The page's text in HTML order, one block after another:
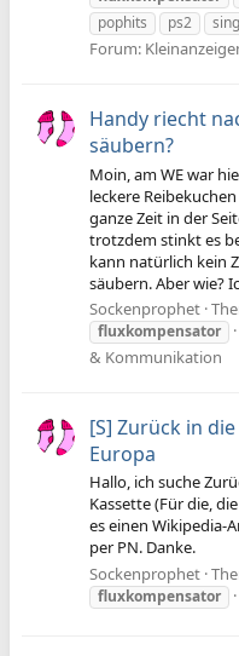
pophits
ps2
Forum:
Handy riecht
säubern?
Moin, am WE war
leckere
ganze Zeit in der
trotzdem stinkt es
kann natürlich kein
säubern. Aber wie?
Sockenprophet
fluxkompensator
& Kommunikation
[S] Zurück in
Europa
Hallo, ich suche
Kassette (Für die,
es einen Wikipedia-
per PN. Danke.
Sockenprophet
fluxkompensator